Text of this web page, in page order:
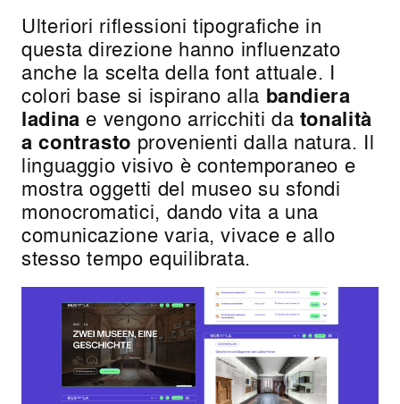
Ulteriori riflessioni tipografiche in
questa direzione hanno influenzato
anche la scelta della font attuale. I
colori base si ispirano alla bandiera
ladina e vengono arricchiti da tonalità
a contrasto provenienti dalla natura. Il
linguaggio visivo è contemporaneo e
mostra oggetti del museo su sfondi
monocromatici, dando vita a una
comunicazione varia, vivace e allo
stesso tempo equilibrata.